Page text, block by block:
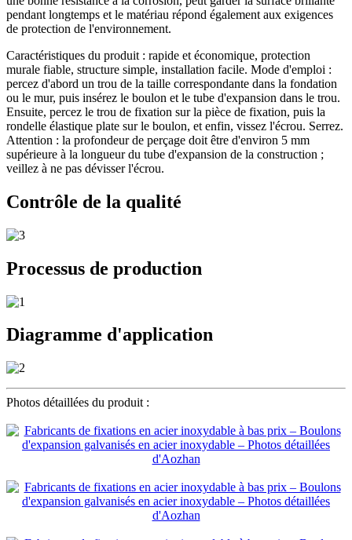
pendant longtemps et le matériau répond également aux exigences
de protection de l'environnement.
Caractéristiques du produit : rapide et économique, protection
murale fiable, structure simple, installation facile. Mode d'emploi :
percez d'abord un trou de la taille correspondante dans la fondation
ou le mur, puis insérez le boulon et le tube d'expansion dans le trou.
Ensuite, percez le trou de fixation sur la pièce de fixation, puis la
rondelle élastique plate sur le boulon, et enfin, vissez l'écrou. Serrez.
Attention : la profondeur de perçage doit être d'environ 5 mm
supérieure à la longueur du tube d'expansion de la construction ;
veillez à ne pas dévisser l'écrou.
Contrôle de la qualité
Processus de production
Diagramme d'application
Photos détaillées du produit :